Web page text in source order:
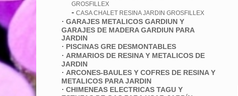
GROSFILLEX
- CASA CHALET RESINA JARDIN GROSFILLEX
· GARAJES METALICOS GARDIUN Y
GARAJES DE MADERA GARDIUN PARA
JARDIN
· PISCINAS GRE DESMONTABLES
· ARMARIOS DE RESINA Y METALICOS DE
JARDIN
· ARCONES-BAULES Y COFRES DE RESINA Y
METALICOS PARA JARDIN
· CHIMENEAS ELECTRICAS TAGU Y